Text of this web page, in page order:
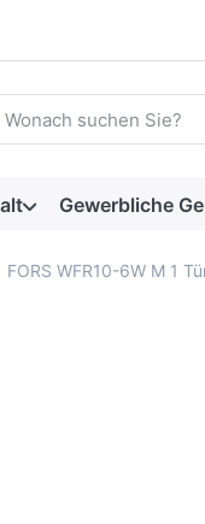
Sie einen
Gewerbliche
FORS WFR10-6W M 1